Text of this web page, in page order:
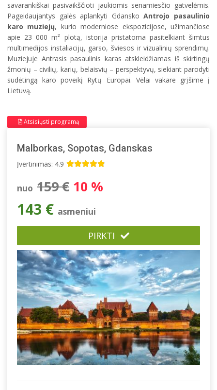
savarankiškai pasivaikščioti jaukiomis senamiesčio gatvelėmis.
Pageidaujantys galės aplankyti GdanskoAntrojo pasaulinio
karo muziejų, kurio moderniose ekspozicijose, užimančiose
apie 23 000 m² plotą, istorija pristatoma pasitelkiant šimtus
multimedijos instaliacijų, garso, šviesos ir vizualinių sprendimų.
Muziejuje Antrasis pasaulinis karas atskleidžiamas iš skirtingų
žmonių – civilių, karių, belaisvių – perspektyvų, siekiant parodyti
sudėtingą karo poveikį Rytų Europai. Vėlai vakare grįšime į
Lietuvą.
Atsisiųsti programą
Malborkas, Sopotas, Gdanskas
Įvertinimas: 4.9
nuo 159 € 10 %
143 € asmeniui
PIRKTI